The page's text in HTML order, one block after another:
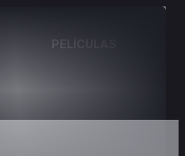
PELÍCULAS